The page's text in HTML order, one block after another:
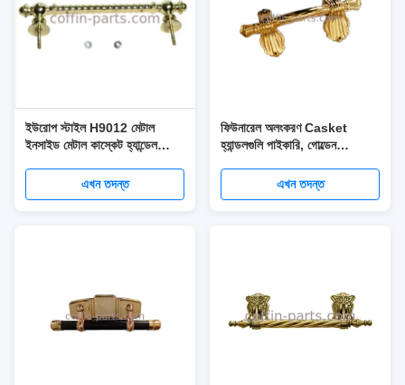
ইউরোপ স্টাইল H9012 মেটাল
ইনসাইড মেটাল কাস্কেট হ্যান্ডেল
এখন তদন্ত
ফিউনারেল অলংকরণ Casket
হ্যান্ডলগুলি পাইকারি, গোল্ডেন
এখন তদন্ত